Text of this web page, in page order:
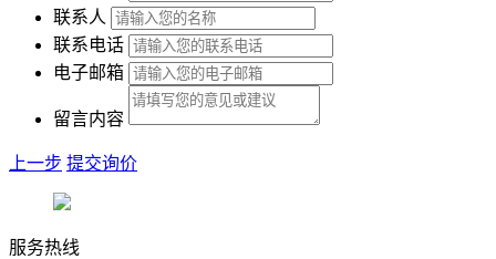
联系人
联系电话
电子邮箱
留言内容
上一步 提交询价
服务热线